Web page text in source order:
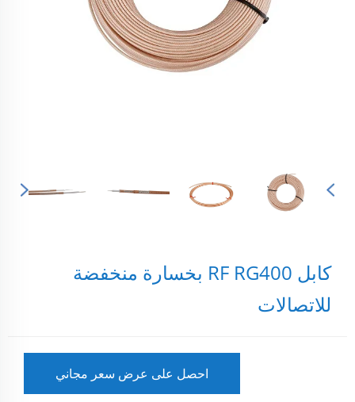
كابل RF RG400 بخسارة منخفضة
للاتصالات
احصل على عرض سعر مجاني